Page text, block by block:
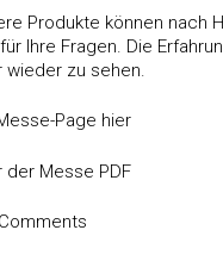
Produkte können nach
Ihre Fragen. Die
wieder zu sehen.
Page hier
der Messe PDF